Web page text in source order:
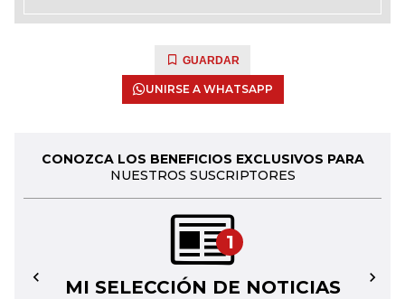
GUARDAR
UNIRSE A WHATSAPP
CONOZCA LOS BENEFICIOS EXCLUSIVOS PARA
NUESTROS SUSCRIPTORES
1
MI SELECCIÓN DE NOTICIAS
← →